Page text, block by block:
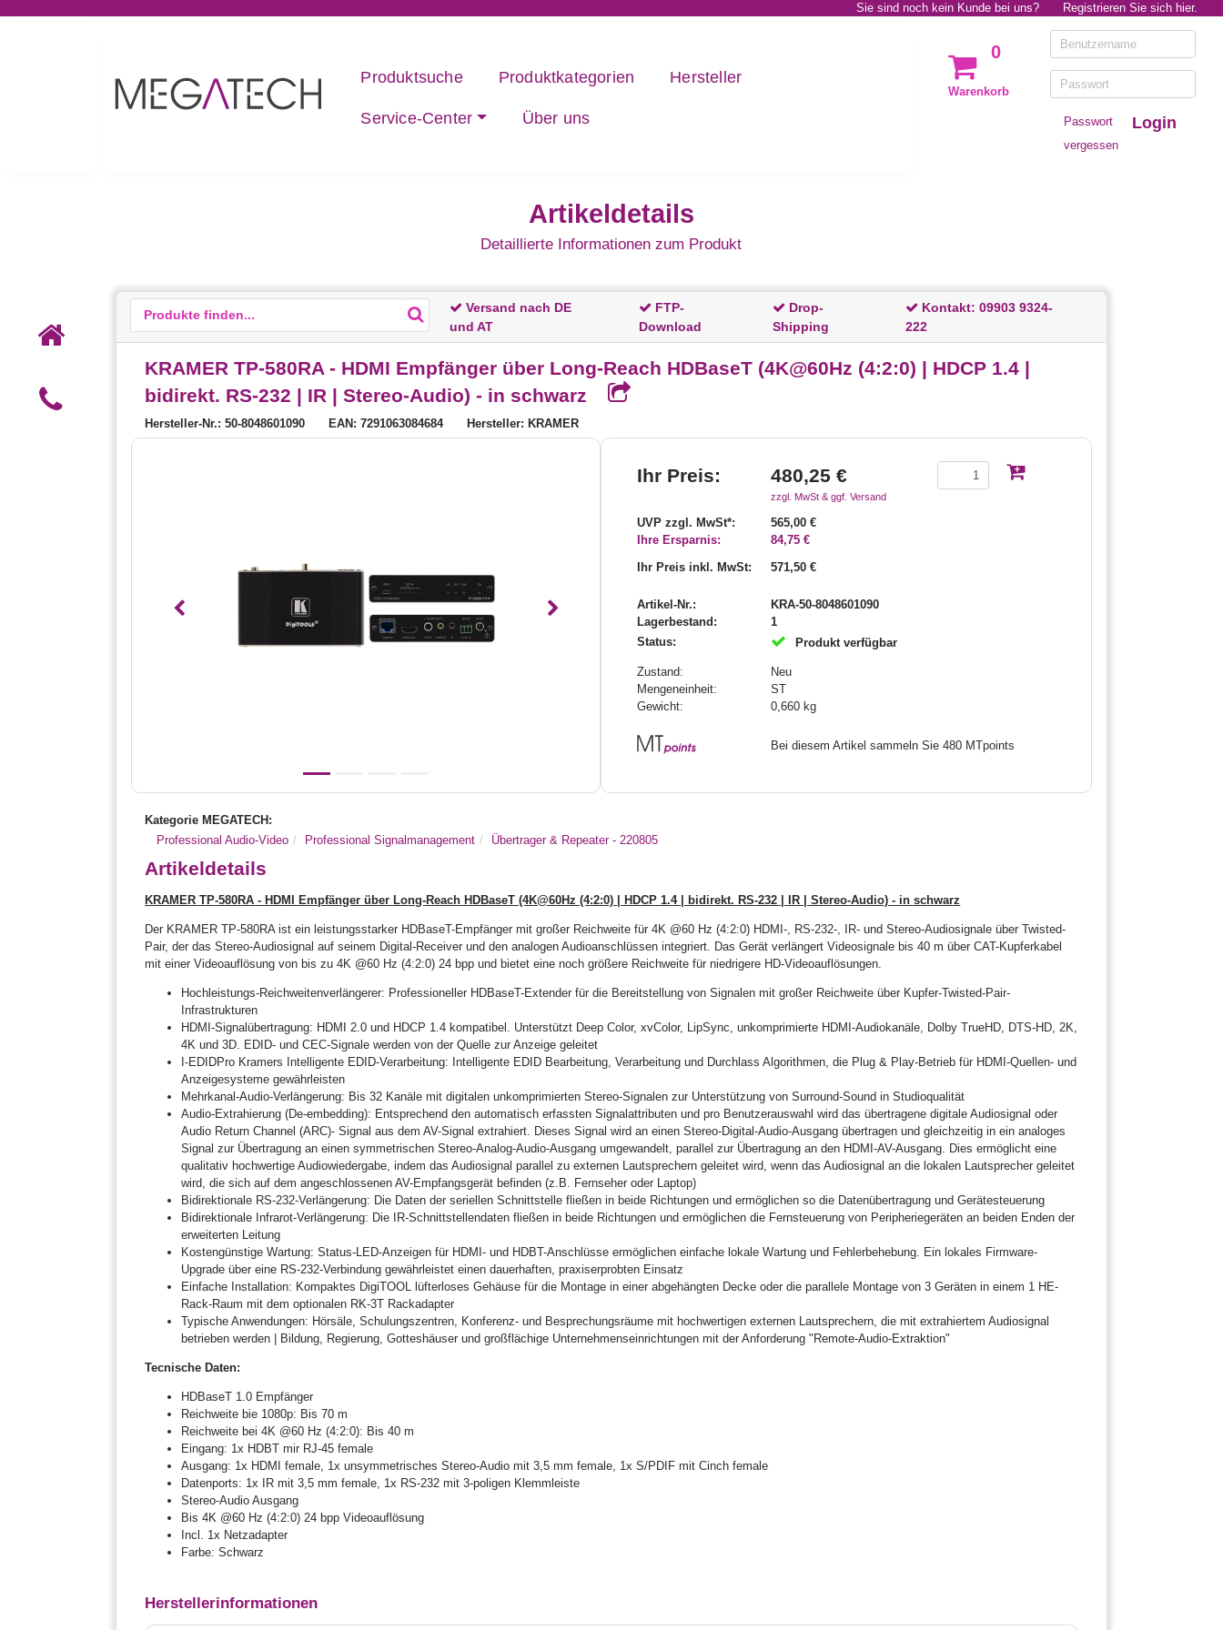
Sie sind noch kein Kunde bei uns? Registrieren Sie sich hier.
Produktsuche Produktkategorien Hersteller
Service-Center Über uns
0
Warenkorb
Passwort
vergessen
Login
Artikeldetails
Detaillierte Informationen zum Produkt
Versand nach DE
und AT
FTP-
Download
Drop-
Shipping
Kontakt:09903 9324-
222
KRAMER TP-580RA - HDMI Empfänger über Long-Reach HDBaseT (4K@60Hz (4:2:0) | HDCP 1.4 |
bidirekt. RS-232 | IR | Stereo-Audio) - in schwarz
Hersteller-Nr.: 50-8048601090 EAN: 7291063084684 Hersteller: KRAMER
Vorheriges Nächstes
Ihr Preis: 480,25 €
zzgl. MwSt & ggf. Versand
UVP zzgl. MwSt*:
565,00 €
Ihre Ersparnis:
84,75 €
Ihr Preis inkl. MwSt:
571,50 €
Artikel-Nr.:
KRA-50-8048601090
Lagerbestand:
1
Status:
Produkt verfügbar
Zustand:
Neu
Mengeneinheit:
ST
Gewicht:
0,660 kg
Bei diesem Artikel sammeln Sie 480 MTpoints
Kategorie MEGATECH:
Professional Audio-Video
Professional Signalmanagement Übertrager & Repeater - 220805
Artikeldetails
KRAMER TP-580RA - HDMI Empfänger über Long-Reach HDBaseT (4K@60Hz (4:2:0) | HDCP 1.4 | bidirekt. RS-232 | IR | Stereo-Audio) - in schwarz
Der KRAMER TP-580RA ist ein leistungsstarker HDBaseT-Empfänger mit großer Reichweite für 4K @60 Hz (4:2:0) HDMI-, RS-232-, IR- und Stereo-Audiosignale über Twisted-
Pair, der das Stereo-Audiosignal auf seinem Digital-Receiver und den analogen Audioanschlüssen integriert. Das Gerät verlängert Videosignale bis 40 m über CAT-Kupferkabel
mit einer Videoauflösung von bis zu 4K @60 Hz (4:2:0) 24 bpp und bietet eine noch größere Reichweite für niedrigere HD-Videoauflösungen.
Hochleistungs-Reichweitenverlängerer: Professioneller HDBaseT-Extender für die Bereitstellung von Signalen mit großer Reichweite über Kupfer-Twisted-Pair-
Infrastrukturen
HDMI-Signalübertragung: HDMI 2.0 und HDCP 1.4 kompatibel. Unterstützt Deep Color, xvColor, LipSync, unkomprimierte HDMI-Audiokanäle, Dolby TrueHD, DTS-HD, 2K,
4K und 3D. EDID- und CEC-Signale werden von der Quelle zur Anzeige geleitet
I-EDIDPro Kramers Intelligente EDID-Verarbeitung: Intelligente EDID Bearbeitung, Verarbeitung und Durchlass Algorithmen, die Plug & Play-Betrieb für HDMI-Quellen- und
Anzeigesysteme gewährleisten
Mehrkanal-Audio-Verlängerung: Bis 32 Kanäle mit digitalen unkomprimierten Stereo-Signalen zur Unterstützung von Surround-Sound in Studioqualität
Audio-Extrahierung (De-embedding): Entsprechend den automatisch erfassten Signalattributen und pro Benutzerauswahl wird das übertragene digitale Audiosignal oder
Audio Return Channel (ARC)- Signal aus dem AV-Signal extrahiert. Dieses Signal wird an einen Stereo-Digital-Audio-Ausgang übertragen und gleichzeitig in ein analoges
Signal zur Übertragung an einen symmetrischen Stereo-Analog-Audio-Ausgang umgewandelt, parallel zur Übertragung an den HDMI-AV-Ausgang. Dies ermöglicht eine
qualitativ hochwertige Audiowiedergabe, indem das Audiosignal parallel zu externen Lautsprechern geleitet wird, wenn das Audiosignal an die lokalen Lautsprecher geleitet
wird, die sich auf dem angeschlossenen AV-Empfangsgerät befinden (z.B. Fernseher oder Laptop)
Bidirektionale RS-232-Verlängerung: Die Daten der seriellen Schnittstelle fließen in beide Richtungen und ermöglichen so die Datenübertragung und Gerätesteuerung
Bidirektionale Infrarot-Verlängerung: Die IR-Schnittstellendaten fließen in beide Richtungen und ermöglichen die Fernsteuerung von Peripheriegeräten an beiden Enden der
erweiterten Leitung
Kostengünstige Wartung: Status-LED-Anzeigen für HDMI- und HDBT-Anschlüsse ermöglichen einfache lokale Wartung und Fehlerbehebung. Ein lokales Firmware-
Upgrade über eine RS-232-Verbindung gewährleistet einen dauerhaften, praxiserprobten Einsatz
Einfache Installation: Kompaktes DigiTOOL lüfterloses Gehäuse für die Montage in einer abgehängten Decke oder die parallele Montage von 3 Geräten in einem 1 HE-
Rack-Raum mit dem optionalen RK-3T Rackadapter
Typische Anwendungen: Hörsäle, Schulungszentren, Konferenz- und Besprechungsräume mit hochwertigen externen Lautsprechern, die mit extrahiertem Audiosignal
betrieben werden | Bildung, Regierung, Gotteshäuser und großflächige Unternehmenseinrichtungen mit der Anforderung "Remote-Audio-Extraktion"
Tecnische Daten:
HDBaseT 1.0 Empfänger
Reichweite bie 1080p: Bis 70 m
Reichweite bei 4K @60 Hz (4:2:0): Bis 40 m
Eingang: 1x HDBT mir RJ-45 female
Ausgang: 1x HDMI female, 1x unsymmetrisches Stereo-Audio mit 3,5 mm female, 1x S/PDIF mit Cinch female
Datenports: 1x IR mit 3,5 mm female, 1x RS-232 mit 3-poligen Klemmleiste
Stereo-Audio Ausgang
Bis 4K @60 Hz (4:2:0) 24 bpp Videoauflösung
Incl. 1x Netzadapter
Farbe: Schwarz
Herstellerinformationen